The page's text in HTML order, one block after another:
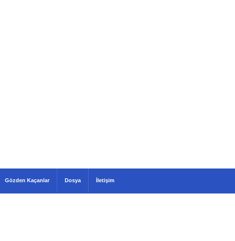
Gözden Kaçanlar Dosya İletişim